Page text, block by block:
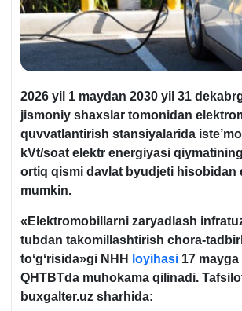
2026 yil 1 maydan 2030 yil 31
jismoniy shaхslar tomonidan
quvvatlantirish stansiyalarida
kVt/soat elektr energiyasi
ortiq qismi davlat byudjeti hisobidan
mumkin.
«Elektromobillarni zaryadlash
tubdan takomillashtirish chora-
toʻgʻrisida»gi NHH
loyihasi 17
QHTBTda muhokama qilinadi.
buxgalter.uz sharhida: